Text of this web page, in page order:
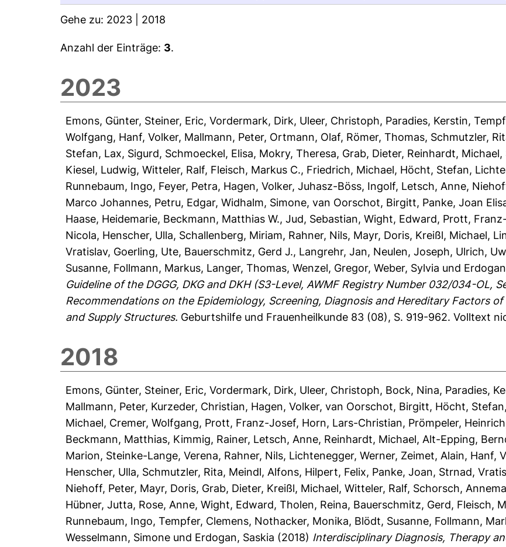
Gehe zu: 2023 2018
Anzahl der Einträge: 3.
2023
Emons, Günter, Steiner, Eric,Vordermark, Dirk, Uleer, Christoph, Paradies, Kerstin,
Wolfgang, Hanf, Volker, Mallmann, Peter, Ortmann, Olaf, Römer, Thomas, Schmutzler,
Stefan, Lax, Sigurd, Schmoeckel, Elisa, Mokry, Theresa, Grab, Dieter, Reinhardt, Michael,
Kiesel, Ludwig,Witteler, Ralf, Fleisch, Markus C., Friedrich, Michael, Höcht, Stefan,
Runnebaum, Ingo, Feyer, Petra, Hagen, Volker,Juhasz-Böss, Ingolf, Letsch, Anne,
Marco Johannes, Petru, Edgar,Widhalm, Simone,van Oorschot, Birgitt, Panke, Joan
Haase, Heidemarie, Beckmann, Matthias W.,Jud, Sebastian,Wight, Edward, Prott,
Nicola, Henscher, Ulla, Schallenberg, Miriam, Rahner, Nils, Mayr, Doris, Kreißl, Michael,
Vratislav, Goerling, Ute, Bauerschmitz, Gerd J., Langrehr, Jan, Neulen, Joseph, Ulrich,
Susanne, Follmann, Markus, Langer, Thomas,Wenzel, Gregor,Weber, Sylvia und
Guideline of the DGGG, DKG and DKH (S3-Level, AWMF Registry Number 032/034-OL,
Recommendations on the Epidemiology, Screening, Diagnosis and Hereditary Factors
and Supply Structures. Geburtshilfe und Frauenheilkunde 83 (08), S. 919-962.Volltext
2018
Emons, Günter, Steiner, Eric,Vordermark, Dirk, Uleer, Christoph, Bock, Nina, Paradies,
Mallmann, Peter, Kurzeder, Christian, Hagen, Volker,van Oorschot, Birgitt, Höcht, Stefan,
Michael, Cremer, Wolfgang, Prott, Franz-Josef, Horn, Lars-Christian, Prömpeler, Heinrich
Beckmann, Matthias, Kimmig, Rainer, Letsch, Anne, Reinhardt, Michael, Alt-Epping,
Marion, Steinke-Lange, Verena, Rahner, Nils, Lichtenegger, Werner, Zeimet, Alain, Hanf,
Henscher, Ulla, Schmutzler, Rita, Meindl, Alfons, Hilpert, Felix, Panke, Joan, Strnad,
Niehoff, Peter, Mayr, Doris, Grab, Dieter, Kreißl, Michael,Witteler, Ralf, Schorsch,
Hübner, Jutta, Rose, Anne,Wight, Edward,Tholen, Reina, Bauerschmitz, Gerd, Fleisch,
Runnebaum, Ingo,Tempfer, Clemens, Nothacker, Monika, Blödt, Susanne, Follmann,
Wesselmann, Simone und Erdogan, Saskia (2018) Interdisciplinary Diagnosis, Therapy